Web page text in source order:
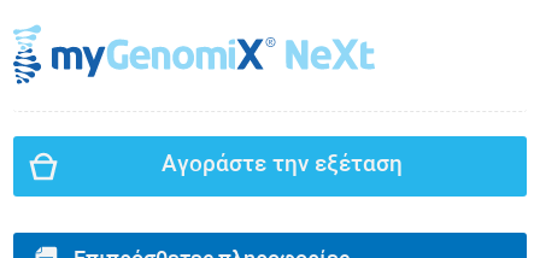
Αγοράστε την εξέταση